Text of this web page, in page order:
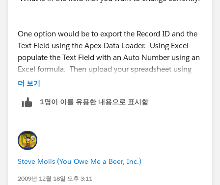
One option would be to export the Record ID and the
Text Field using the Apex Data Loader. Using Excel
populate the Text Field with an Auto Number using an
Excel formula. Then upload your spreadsheet using
the Apex Data loader to update your existing records.
use the last Auto Number on your Excel spreadsheet (
더 보기
1명이 이를 유용한 내용으로 표시함
Steve Molis (You Owe Me a Beer, Inc.)
2009년 12월 18일 오후 3:11